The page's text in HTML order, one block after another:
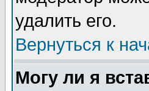
удалить его.
Вернуться к
Могу ли я